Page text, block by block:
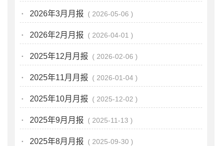
· 2026年3月月报 2026-05-06
· 2026年2月月报 2026-04-01
· 2025年12月月报 2026-02-06
· 2025年11月月报 2026-01-04
· 2025年10月月报 2025-12-02
· 2025年9月月报 2025-11-13
· 2025年8月月报 2025-09-30